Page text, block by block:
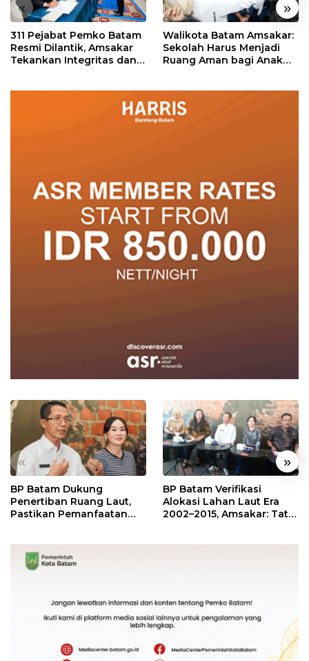
« »
311 Pejabat Pemko Batam
Resmi Dilantik, Amsakar
Tekankan Integritas dan
Walikota Batam Amsakar:
Sekolah Harus Menjadi
Ruang Aman bagi Anak
« »
BP Batam Dukung
Penertiban Ruang Laut,
Pastikan Pemanfaatan
BP Batam Verifikasi
Alokasi Lahan Laut Era
2002–2015, Amsakar: Tata